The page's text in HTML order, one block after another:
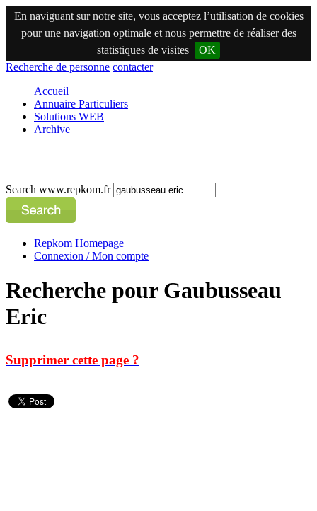
En naviguant sur notre site, vous acceptez l’utilisation de cookies
pour une navigation optimale et nous permettre de réaliser des
statistiques de visites
OK
Recherche de personne contacter
Accueil
Annuaire Particuliers
Solutions WEB
Archive
Search www.repkom.fr
Repkom Homepage
Connexion / Mon compte
Recherche pour Gaubusseau
Eric
Supprimer cette page ?